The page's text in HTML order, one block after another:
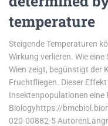
temperature
Steigende Temperaturen
Wirkung verlieren. Wie
Wien zeigt, begünstigt der
Fruchtfliegen. Dieser
Insektenpopulationen eine
Biologyhttps://
020-00882-5